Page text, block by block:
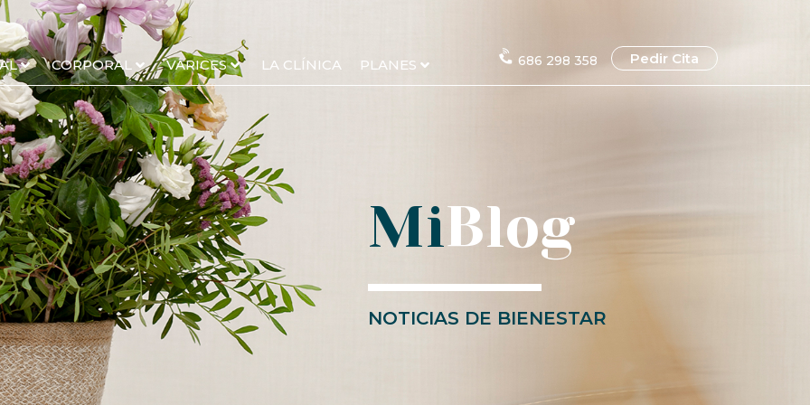
CORPORAL VARICES LA CLÍNICA PLANES 686 298 358 Pedir Cita
MiBlog
NOTICIAS DE BIENESTAR